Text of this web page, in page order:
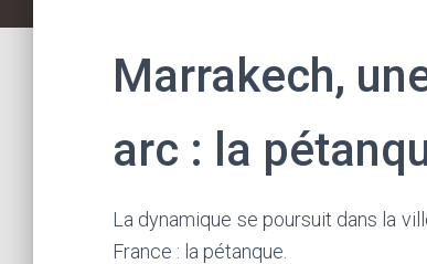
Marrakech,
arc : la
La dynamique se poursuit dans la
France : la pétanque.